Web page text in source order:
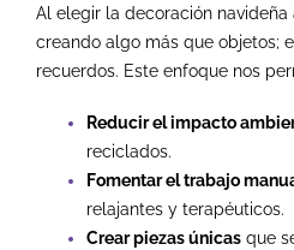
Al elegir la decoración navideña
creando algo más que objetos;
recuerdos. Este enfoque nos
Reducir el impacto
reciclados.
Fomentar el trabajo
relajantes y terapéuticos.
Crear piezas únicas que